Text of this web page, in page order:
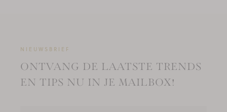
NIEUWSBRIEF
ONTVANG DE LAATSTE TRENDS
EN TIPS NU IN JE MAILBOX!